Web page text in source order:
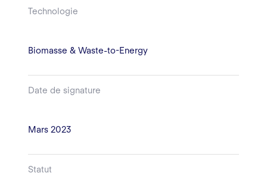
Technologie
Biomasse & Waste-to-Energy
Date de signature
Mars 2023
Statut